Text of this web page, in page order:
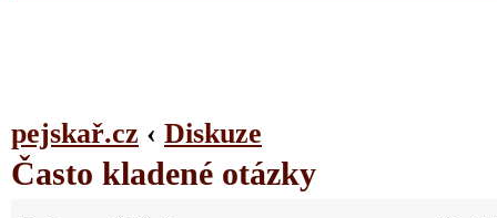
pejskař.cz ‹ Diskuze
Často kladené otázky